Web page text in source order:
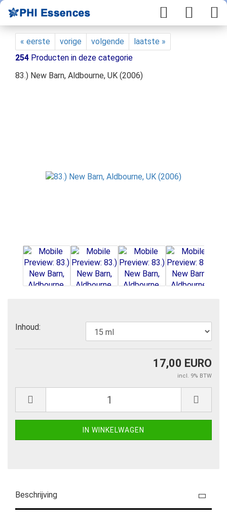
« eerste vorige volgende
laatste »
254 Producten in deze categorie
83.) New Barn, Aldbourne, UK (2006)
Inhoud:
17,00 EURO
incl. 9% BTW
Beschrijving